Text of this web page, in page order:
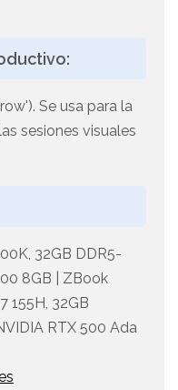
Se usa para la
sesiones visuales
32GB DDR5-
8GB | ZBook
155H, 32GB
RTX 500 Ada